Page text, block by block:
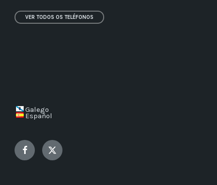
VER TODOS OS TELÉFONOS
Galego
Español
Facebook Twitter